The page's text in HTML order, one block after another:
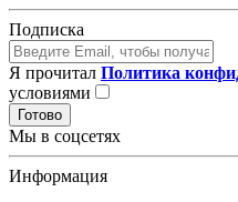
Подписка
Я прочитал Политика
условиями
Готово
Мы в соцсетях
Информация